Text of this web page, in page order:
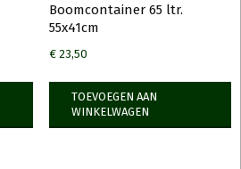
Boomcontainer 65 ltr.
55x41cm
€23,50
TOEVOEGEN AAN
WINKELWAGEN